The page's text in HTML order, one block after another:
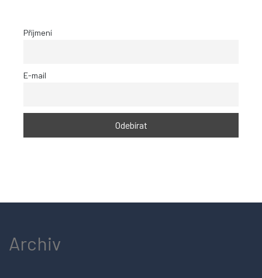
Příjmení
E-mail
Archiv